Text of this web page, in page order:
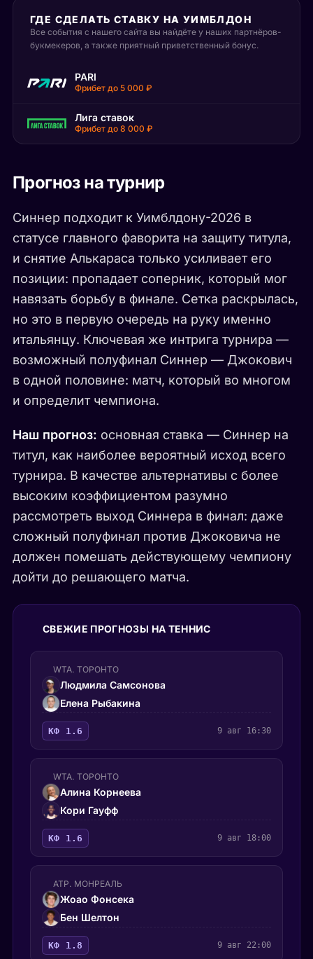
ГДЕ СДЕЛАТЬ СТАВКУ НА УИМБЛДОН
Все события с нашего сайта вы найдёте у наших партнёров-
букмекеров, а также приятный приветственный бонус.
PARI
Фрибет до 5 000 ₽
Лига ставок
Фрибет до 8 000 ₽
Прогноз на турнир
Синнер подходит к Уимблдону-2026 в
статусе главного фаворита на защиту титула,
и снятие Алькараса только усиливает его
позиции: пропадает соперник, который мог
навязать борьбу в финале. Сетка раскрылась,
но это в первую очередь на руку именно
итальянцу. Ключевая же интрига турнира —
возможный полуфинал Синнер — Джокович
в одной половине: матч, который во многом
и определит чемпиона.
Наш прогноз: основная ставка — Синнер на
титул, как наиболее вероятный исход всего
турнира. В качестве альтернативы с более
высоким коэффициентом разумно
рассмотреть выход Синнера в финал: даже
сложный полуфинал против Джоковича не
должен помешать действующему чемпиону
дойти до решающего матча.
СВЕЖИЕ ПРОГНОЗЫ НА ТЕННИС
WTA. ТОРОНТО
Людмила Самсонова
Елена Рыбакина
КФ 1.6 9 авг 16:30
WTA. ТОРОНТО
Алина Корнеева
Кори Гауфф
КФ 1.6 9 авг 18:00
ATP. МОНРЕАЛЬ
Жоао Фонсека
Бен Шелтон
КФ 1.8 9 авг 22:00